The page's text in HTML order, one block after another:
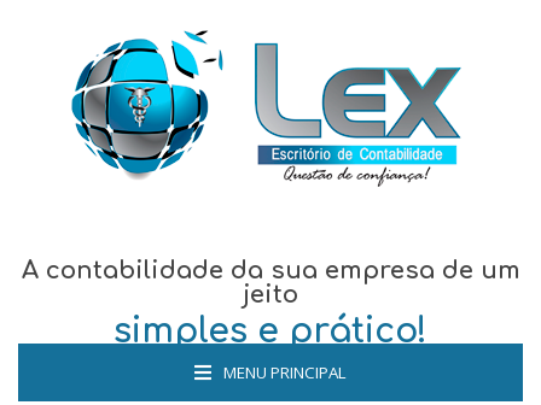
A contabilidade da sua empresa de um
jeito
simples e prático!
MENU PRINCIPAL